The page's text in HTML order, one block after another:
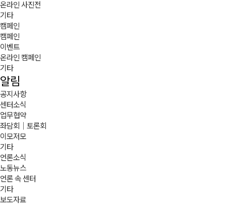
온라인 사진전
기타
캠페인
캠페인
이벤트
온라인 캠페인
기타
알림
공지사항
센터소식
업무협약
좌담회｜토론회
이모저모
기타
언론소식
노동뉴스
언론 속 센터
기타
보도자료